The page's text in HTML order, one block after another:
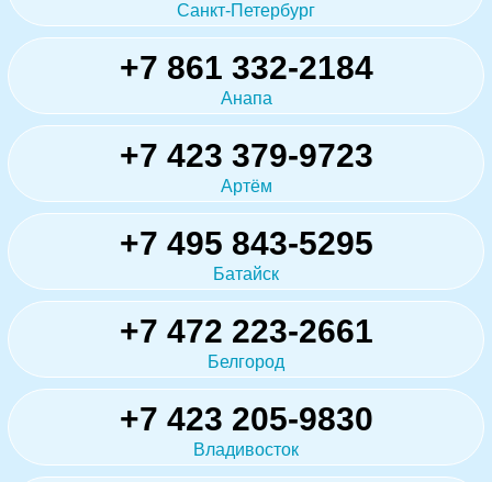
Санкт-Петербург
+7 861 332-2184
Анапа
+7 423 379-9723
Артём
+7 495 843-5295
Батайск
+7 472 223-2661
Белгород
+7 423 205-9830
Владивосток